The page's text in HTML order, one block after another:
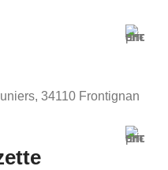
34110 Frontignan